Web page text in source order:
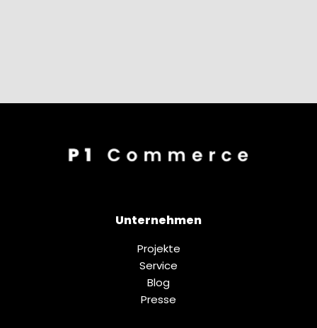
Unternehmen
Projekte
Service
Blog
Presse